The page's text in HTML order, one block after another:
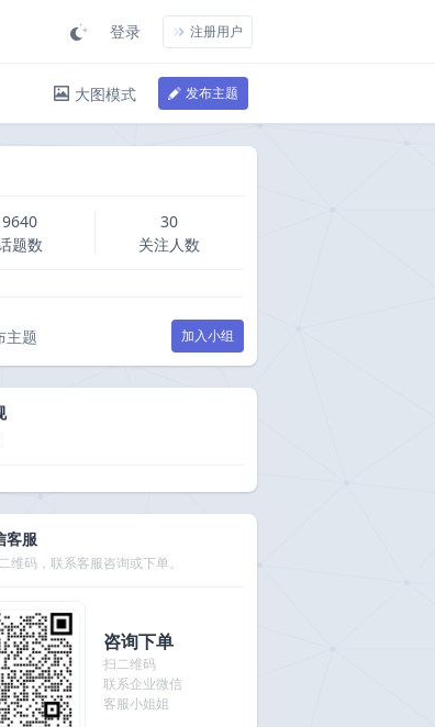
登录 注册用户
大图模式 发布主题
9640
题数
30
关注人数
主题 加入小组
客服
维码，联系客服咨询或下单。
咨询下单
扫二维码
联系企业微信
客服小姐姐